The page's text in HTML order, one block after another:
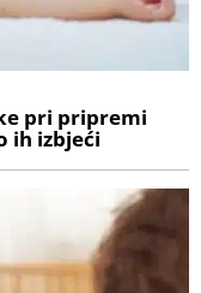
pri pripremi
ih izbjeći